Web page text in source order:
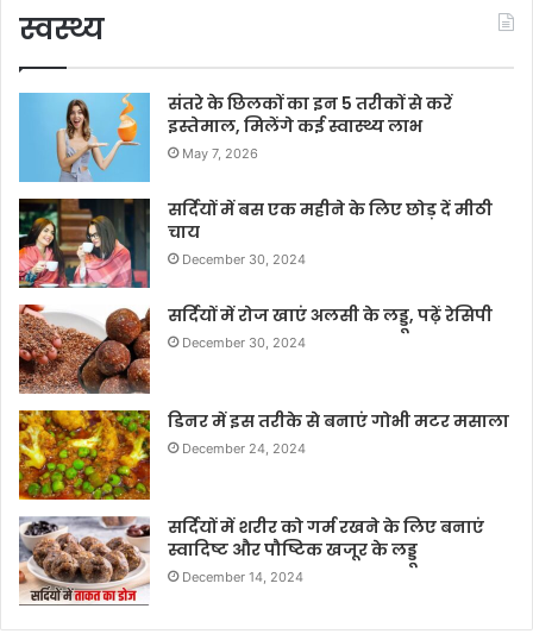
स्वस्थ्य
संतरे के छिलकों का इन 5 तरीकों से करें
इस्तेमाल, मिलेंगे कई स्वास्थ्य लाभ
May 7, 2026
सर्दियों में बस एक महीने के लिए छोड़ दें मीठी
चाय
December 30, 2024
सर्दियों में रोज खाएं अलसी के लड्डू, पढ़ें रेसिपी
December 30, 2024
डिनर में इस तरीके से बनाएं गोभी मटर मसाला
December 24, 2024
सर्दियों में शरीर को गर्म रखने के लिए बनाएं
स्वादिष्ट और पौष्टिक खजूर के लड्डू
December 14, 2024